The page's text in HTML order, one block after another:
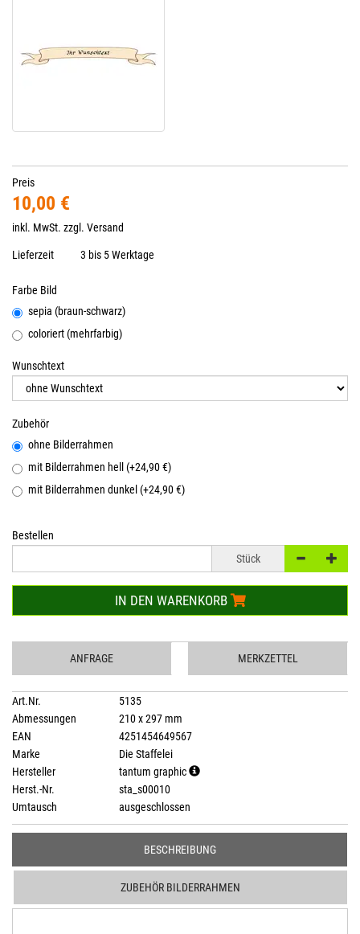
Preis
10,00 €
inkl. MwSt. zzgl. Versand
Lieferzeit 3 bis 5 Werktage
Farbe Bild
sepia (braun-schwarz)
coloriert (mehrfarbig)
Wunschtext
Zubehör
ohne Bilderrahmen
mit Bilderrahmen hell (+24,90 €)
mit Bilderrahmen dunkel (+24,90 €)
Bestellen
Stück
IN DEN WARENKORB
ANFRAGE MERKZETTEL
Art.Nr.
5135
Abmessungen
210 x 297 mm
EAN
4251454649567
Marke
Die Staffelei
Hersteller
tantum graphic
Herst.-Nr.
sta_s00010
Umtausch
ausgeschlossen
BESCHREIBUNG
ZUBEHÖR BILDERRAHMEN